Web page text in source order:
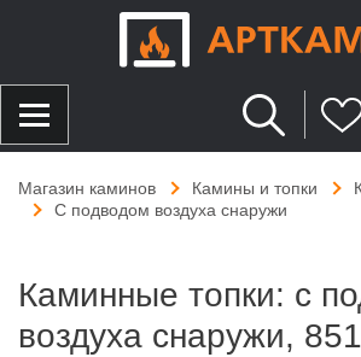
Магазин каминов Камины и топки
С подводом воздуха снаружи
Каминные топки: с
воздуха снаружи,